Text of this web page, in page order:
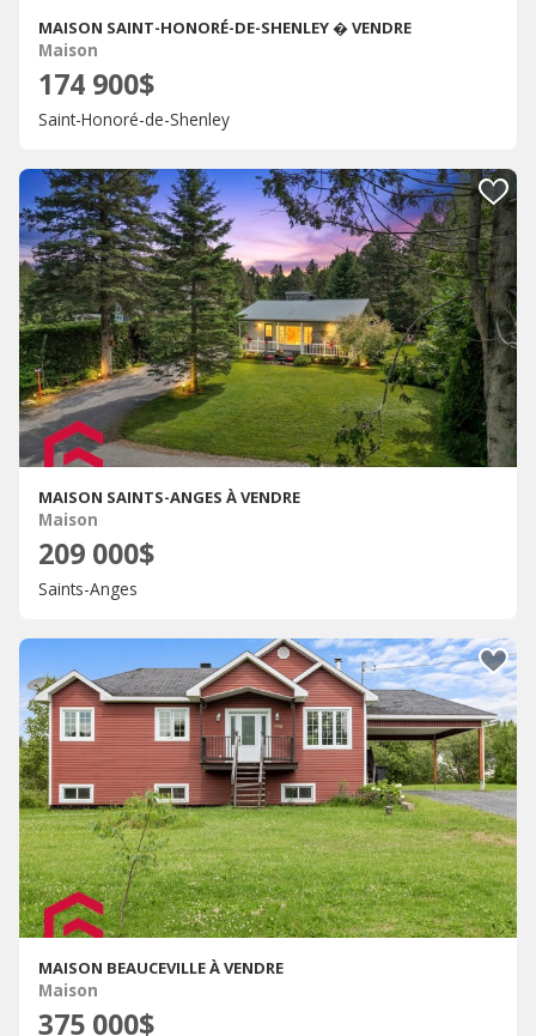
MAISON SAINT-HONORÉ-DE-SHENLEY � VENDRE
Maison
174 900$
Saint-Honoré-de-Shenley
MAISON SAINTS-ANGES À VENDRE
Maison
209 000$
Saints-Anges
MAISON BEAUCEVILLE À VENDRE
Maison
375 000$